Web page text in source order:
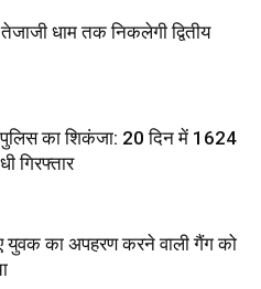
धाम तक निकलेगी द्वितीय
पुलिस का शिकंजा: 20 दिन में 1624
गिरफ्तार
युवक का अपहरण करने वाली गैंग को